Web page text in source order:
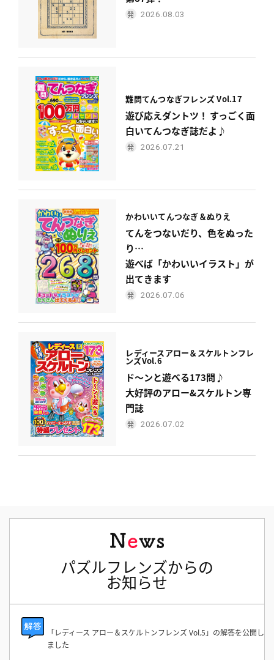
2026.08.03
難問てんつなぎフレンズ Vol.17
遊び応えダントツ！ すっごく面
白いてんつなぎ誌だよ♪
2026.07.21
かわいいてんつなぎ＆ぬりえ
てんをつないだり、色をぬった
り…
遊べば「かわいいイラスト」が
出てきます
2026.07.06
レディースアロー＆スケルトンフレ
ンズVol.6
ド〜ンと遊べる173問♪
大好評のアロー&スケルトン専
門誌
2026.07.02
パズルフレンズからの
お知らせ
「レディース アロー＆スケルトンフレンズ Vol.5」の解答を公開し
ました